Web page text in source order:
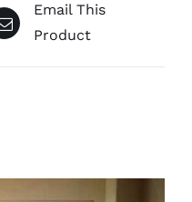
Email This
Product